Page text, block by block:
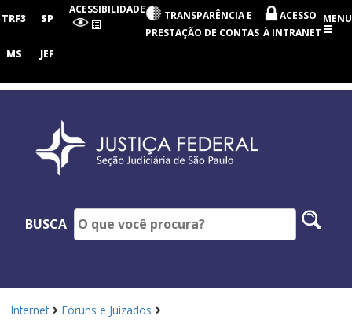
Judiciária
Paulo
TRF3 SP
MS JEF
ACESSIBILIDADE
TRANSPARÊNCIA E
PRESTAÇÃO DE CONTAS
ACESSO
À INTRANET
MENU
BUSCA
Internet Fóruns e Juizados